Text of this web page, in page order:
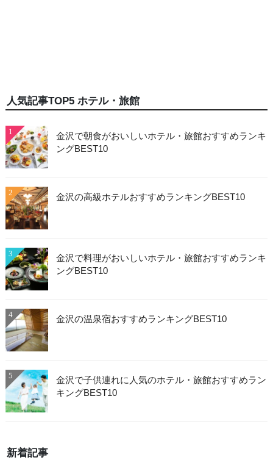
人気記事TOP5 ホテル・旅館
1
金沢で朝食がおいしいホテル・旅館おすすめランキ
ングBEST10
2 金沢の高級ホテルおすすめランキングBEST10
3
金沢で料理がおいしいホテル・旅館おすすめランキ
ングBEST10
4 金沢の温泉宿おすすめランキングBEST10
5
金沢で子供連れに人気のホテル・旅館おすすめラン
キングBEST10
新着記事